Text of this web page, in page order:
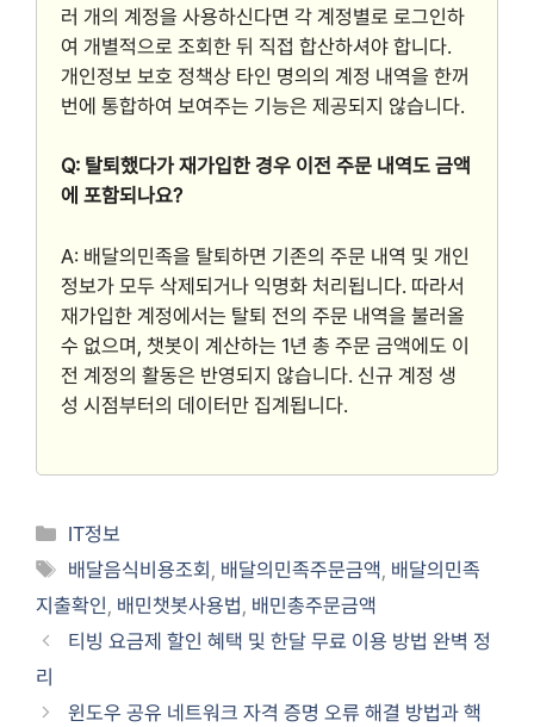
러 개의 계정을 사용하신다면 각 계정별로 로그인하
여 개별적으로 조회한 뒤 직접 합산하셔야 합니다.
개인정보 보호 정책상 타인 명의의 계정 내역을 한꺼
번에 통합하여 보여주는 기능은 제공되지 않습니다.
Q: 탈퇴했다가 재가입한 경우 이전 주문 내역도 금액
에 포함되나요?
A: 배달의민족을 탈퇴하면 기존의 주문 내역 및 개인
정보가 모두 삭제되거나 익명화 처리됩니다. 따라서
재가입한 계정에서는 탈퇴 전의 주문 내역을 불러올
수 없으며, 챗봇이 계산하는 1년 총 주문 금액에도 이
전 계정의 활동은 반영되지 않습니다. 신규 계정 생
성 시점부터의 데이터만 집계됩니다.
Categories
IT정보
Tags
배달음식비용조회 , 배달의민족주문금액, 배달의민족
지출확인, 배민챗봇사용법, 배민총주문금액
티빙 요금제 할인 혜택 및 한달 무료 이용 방법 완벽 정
리
윈도우 공유 네트워크 자격 증명 오류 해결 방법과 핵